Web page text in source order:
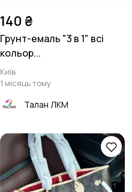
140 ₴
Грунт-емаль "3 в 1" всі
кольор...
Київ
1 місяць тому
Талан ЛКМ